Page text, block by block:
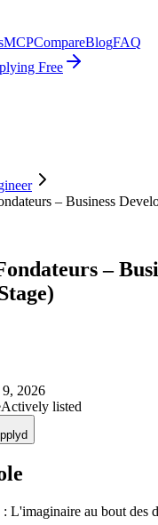
MCPCompareBlogFAQ
Free
– Business
–
9, 2026
Actively listed
L'imaginaire au bout des